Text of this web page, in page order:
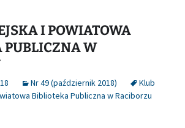
I POWIATOWA
PUBLICZNA W
Nr 49 (październik 2018)
Klub
Biblioteka Publiczna w Raciborzu